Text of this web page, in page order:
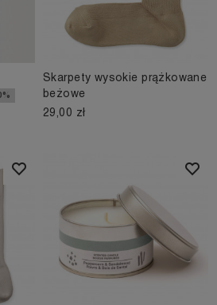
Skarpety wysokie prążkowane
beżowe
29,00 zł